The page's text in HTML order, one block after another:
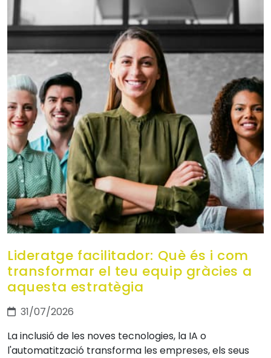
Lideratge facilitador: Què és i com
transformar el teu equip gràcies a
aquesta estratègia
31/07/2026
La inclusió de les noves tecnologies, la IA o
l'automatització transforma les empreses, els seus